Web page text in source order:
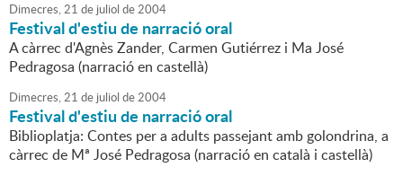
Dimecres,21 de juliol de2004
Festival d'estiu de narració oral
A càrrec d'Agnès Zander, Carmen Gutiérrez i Ma José
Pedragosa (narració en castellà)
Dimecres,21 de juliol de2004
Festival d'estiu de narració oral
Biblioplatja: Contes per a adults passejant amb golondrina, a
càrrec de Mª José Pedragosa (narració en català i castellà)